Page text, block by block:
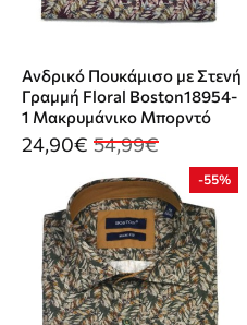
Ανδρικό Πουκάμισο με Στενή
Γραμμή Floral Boston18954-
1 Μακρυμάνικο Μπορντό
24,90€ 54,99€
-55%